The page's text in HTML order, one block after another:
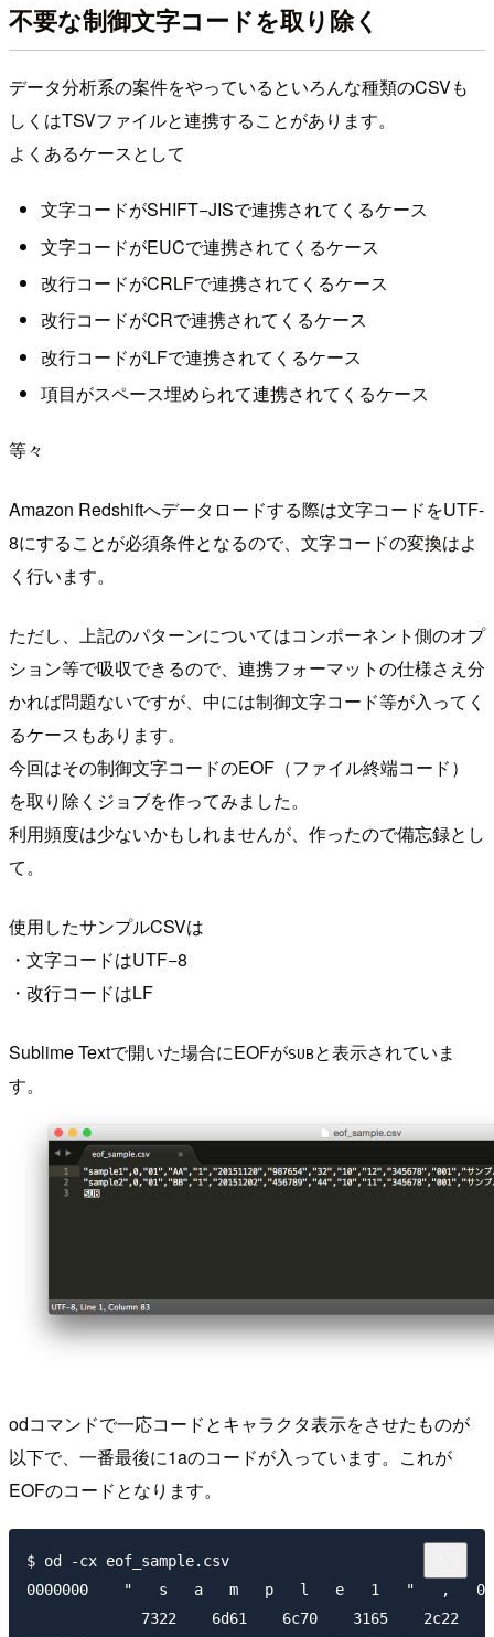
不要な制御文字コードを取り除く
データ分析系の案件をやっているといろんな種類のCSVも
しくはTSVファイルと連携することがあります。
よくあるケースとして
文字コードがSHIFT−JISで連携されてくるケース
文字コードがEUCで連携されてくるケース
改行コードがCRLFで連携されてくるケース
改行コードがCRで連携されてくるケース
改行コードがLFで連携されてくるケース
項目がスペース埋められて連携されてくるケース
等々
Amazon Redshiftへデータロードする際は文字コードをUTF-
8にすることが必須条件となるので、文字コードの変換はよ
く行います。
ただし、上記のパターンについてはコンポーネント側のオプ
ション等で吸収できるので、連携フォーマットの仕様さえ分
かれば問題ないですが、中には制御文字コード等が入ってく
るケースもあります。
今回はその制御文字コードのEOF（ファイル終端コード）
を取り除くジョブを作ってみました。
利用頻度は少ないかもしれませんが、作ったので備忘録とし
て。
使用したサンプルCSVは
・文字コードはUTF−8
・改行コードはLF
Sublime Textで開いた場合にEOFがSUBと表示されていま
す。
odコマンドで一応コードとキャラクタ表示をさせたものが
以下で、一番最後に1aのコードが入っています。これが
EOFのコードとなります。
$ od -cx eof_sample.csv
0000000    "   s   a   m   p   l   e   1   "   ,
7322    6d61    6c70    3165    2c22